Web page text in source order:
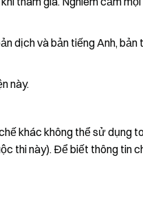
dịch và bản tiếng Anh,
này.
khác không thể sử dụng
thi này). Để biết thông tin